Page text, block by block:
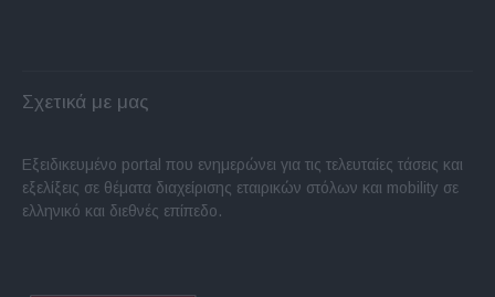
Σχετικά με μας
Εξειδικευμένο portal που ενημερώνει για τις τελευταίες τάσεις και
εξελίξεις σε θέματα διαχείρισης εταιρικών στόλων και mobility σε
ελληνικό και διεθνές επίπεδο.